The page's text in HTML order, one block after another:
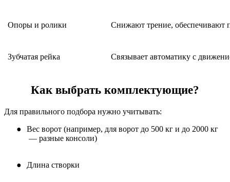
Опоры и ролики Снижают трение, обеспечивают
Зубчатая рейка Связывает автоматику с
Как выбрать комплектующие?
Для правильного подбора нужно учитывать:
●
Вес ворот (например, для ворот до 500 кг и до 2000 кг
— разные консоли)
● Длина створки